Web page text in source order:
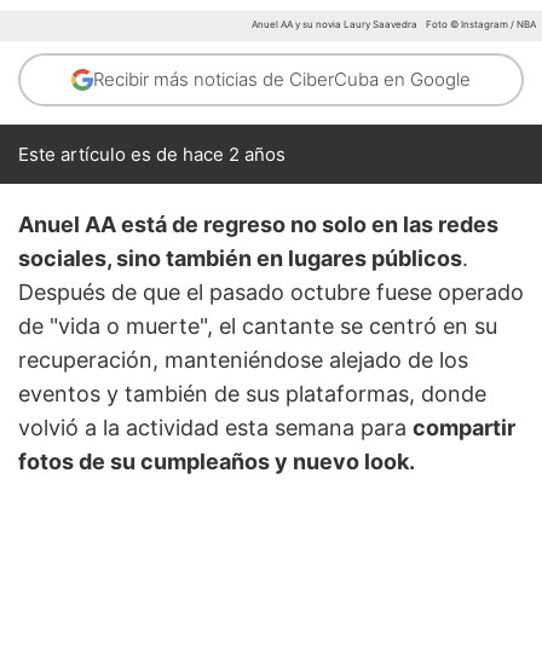
Anuel AA y su novia Laury Saavedra Foto © Instagram / NBA
Recibir más noticias de CiberCuba en Google
Este artículo es de hace 2 años
Anuel AA está de regreso no solo en las redes
sociales, sino también en lugares públicos.
Después de que el pasado octubre fuese operado
de "vida o muerte", el cantante se centró en su
recuperación, manteniéndose alejado de los
eventos y también de sus plataformas, donde
volvió a la actividad esta semana para compartir
fotos de su cumpleaños y nuevo look.